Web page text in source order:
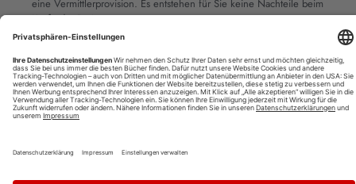
eine Vermittlerprovision. Es entstehen für Sie keine Nachteile beim
Kauf oder Preis.
** Befristete Preissenkung zum Buchpreisbindungspreis inkl.
1
Versand innerhalb Deutschlands versandkostenfrei ab 9,00 €
Bestellwert.
2
Vorbestellung ab 30 Tage vor Erscheinungstermin möglich.